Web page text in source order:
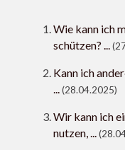
Wie kann ich
schützen? ...
Kann ich
...(28.04.2025)
Wir kann ich
nutzen, ...